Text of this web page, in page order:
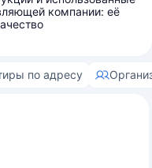
компании: её
по адресу